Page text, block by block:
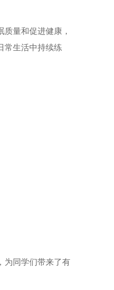
量和促进健康，
常生活中持续练
为同学们带来了有